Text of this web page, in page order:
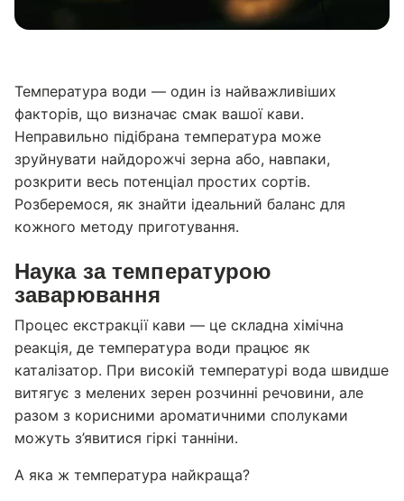
Температура води — один із найважливіших
факторів, що визначає смак вашої кави.
Неправильно підібрана температура може
зруйнувати найдорожчі зерна або, навпаки,
розкрити весь потенціал простих сортів.
Розберемося, як знайти ідеальний баланс для
кожного методу приготування.
Наука за температурою
заварювання
Процес екстракції кави — це складна хімічна
реакція, де температура води працює як
каталізатор. При високій температурі вода швидше
витягує з мелених зерен розчинні речовини, але
разом з корисними ароматичними сполуками
можуть з’явитися гіркі танніни.
А яка ж температура найкраща?